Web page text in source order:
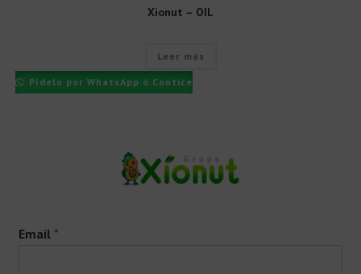
Xionut – OIL
Leer más
Pídelo por WhatsApp ó Contice
Email*